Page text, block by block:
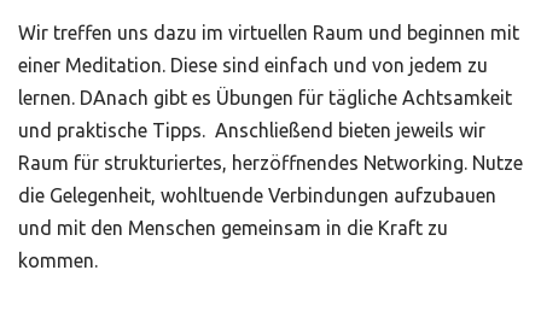
Wir treffen uns dazu im virtuellen Raum und beginnen mit
einer Meditation. Diese sind einfach und von jedem zu
lernen. DAnach gibt es Übungen für tägliche Achtsamkeit
und praktische Tipps. Anschließend bieten jeweils wir
Raum für strukturiertes, herzöffnendes Networking. Nutze
die Gelegenheit, wohltuende Verbindungen aufzubauen
und mit den Menschen gemeinsam in die Kraft zu
kommen.